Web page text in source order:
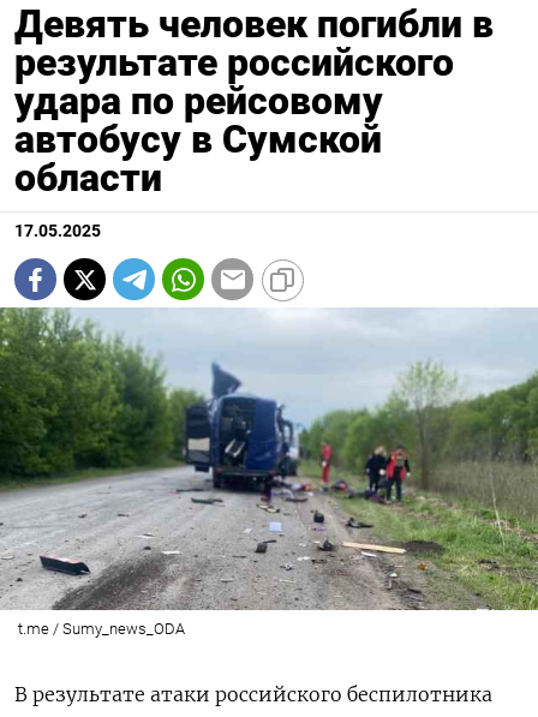
Девять человек погибли в
результате российского
удара по рейсовому
автобусу в Сумской
области
17.05.2025
t.me / Sumy_news_ODA
В результате атаки российского беспилотника